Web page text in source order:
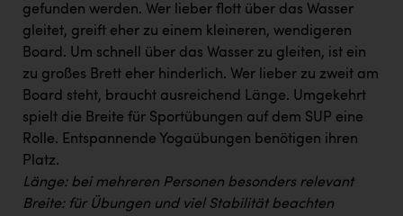
Dopgas
kunden basics
kontakt
gefunden werden. Wer lieber flott über das Wasser
gleitet, greift eher zu einem kleineren, wendigeren
Board. Um schnell über das Wasser zu gleiten, ist ein
zu großes Brett eher hinderlich. Wer lieber zu zweit am
Board steht, braucht ausreichend Länge. Umgekehrt
spielt die Breite für Sportübungen auf dem SUP eine
Rolle. Entspannende Yogaübungen benötigen ihren
Platz.
Länge: bei mehreren Personen besonders relevant
Breite: für Übungen und viel Stabilität beachten